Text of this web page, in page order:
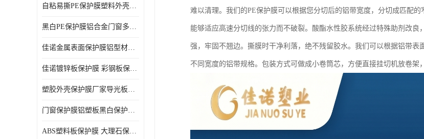
自粘易撕PE保护膜塑料外壳导光板亚克力板膜操作方便
黑白PE保护膜铝合金门窗多种颜色支持定制生产
佳诺金属表面保护膜铝型材保护膜不留残胶铝合金窗框保护胶带
佳诺镀锌板保护膜 彩钢板保护pe保护膜
塑胶外壳保护膜厂家导光板保护膜 铝单板保护膜胶带易撕不留胶
门窗保护膜铝塑板黑白保护膜外墙保温板保护膜
ABS塑料板保护膜 大理石保护膜 缠鱼竿保护膜
难以清理。我们的PE保护膜可以根据您分切后的铝带宽度，分切成匹配
能够适应高速分切线的张力而不破裂。酸酯水性胶系统经过特殊助剂改
强，牢固不翘边。撕膜时干净利落，绝不残留胶水。我们可以根据铝带
不同宽度的铝带规格。包装方式可做成小卷筒芯，方便直接挂切机放卷架